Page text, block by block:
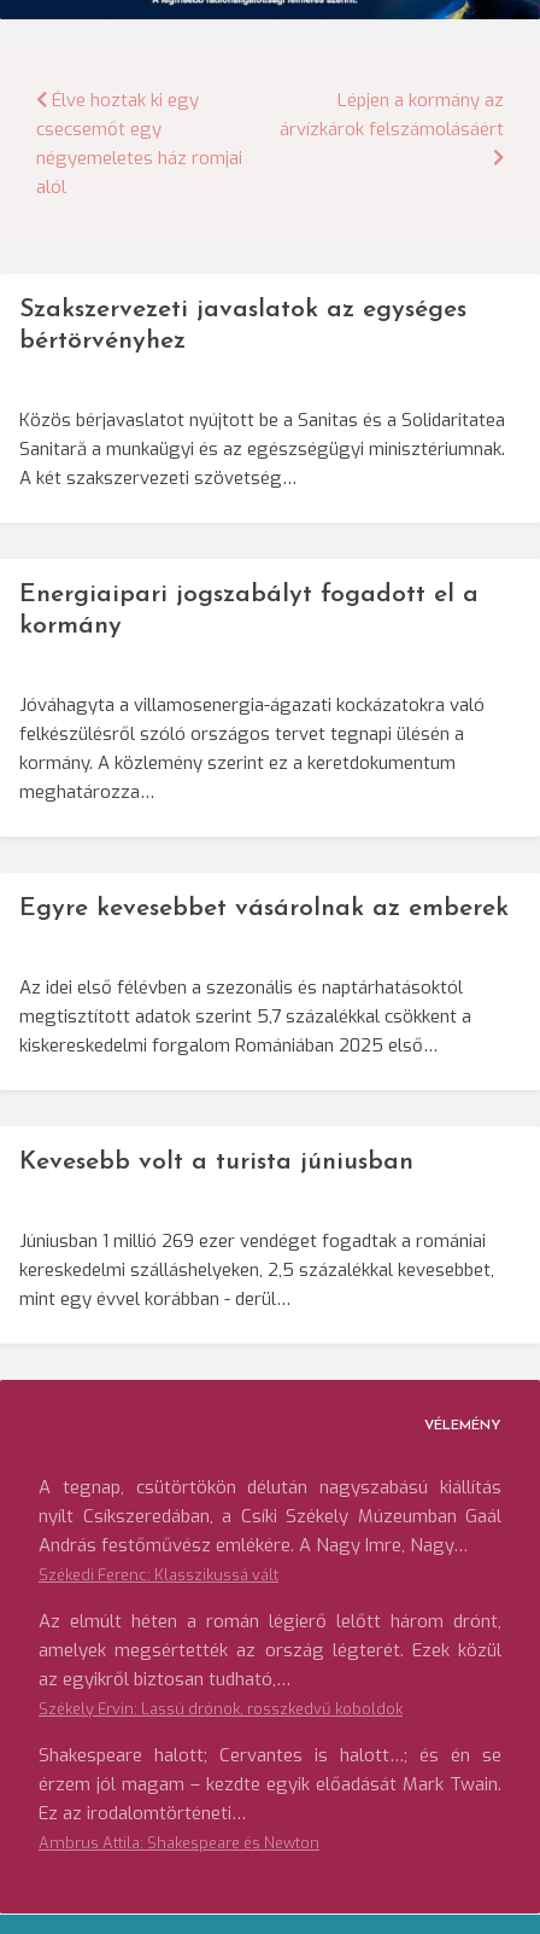
Bejegyzés
navigáció
Élve hoztak ki egy
csecsemőt egy
négyemeletes ház romjai
alól
Lépjen a kormány az
árvízkárok felszámolásáért
Szakszervezeti javaslatok az egységes
bértörvényhez
Közös bérjavaslatot nyújtott be a Sanitas és a Solidaritatea
Sanitară a munkaügyi és az egészségügyi minisztériumnak.
A két szakszervezeti szövetség…
Energiaipari jogszabályt fogadott el a
kormány
Jóváhagyta a villamosenergia-ágazati kockázatokra való
felkészülésről szóló országos tervet tegnapi ülésén a
kormány. A közlemény szerint ez a keretdokumentum
meghatározza…
Egyre kevesebbet vásárolnak az emberek
Az idei első félévben a szezonális és naptárhatásoktól
megtisztított adatok szerint 5,7 százalékkal csökkent a
kiskereskedelmi forgalom Romániában 2025 első…
Kevesebb volt a turista júniusban
Júniusban 1 millió 269 ezer vendéget fogadtak a romániai
kereskedelmi szálláshelyeken, 2,5 százalékkal kevesebbet,
mint egy évvel korábban - derül…
VÉLEMÉNY
A tegnap, csütörtökön délután nagyszabású kiállítás
nyílt Csíkszeredában, a Csíki Székely Múzeumban Gaál
András festőművész emlékére. A Nagy Imre, Nagy…
Székedi Ferenc: Klasszikussá vált
Az elmúlt héten a román légierő lelőtt három drónt,
amelyek megsértették az ország légterét. Ezek közül
az egyikről biztosan tudható,…
Székely Ervin: Lassú drónok, rosszkedvű koboldok
Shakespeare halott; Cervantes is halott…; és én se
érzem jól magam – kezdte egyik előadását Mark Twain.
Ez az irodalomtörténeti…
Ambrus Attila: Shakespeare és Newton